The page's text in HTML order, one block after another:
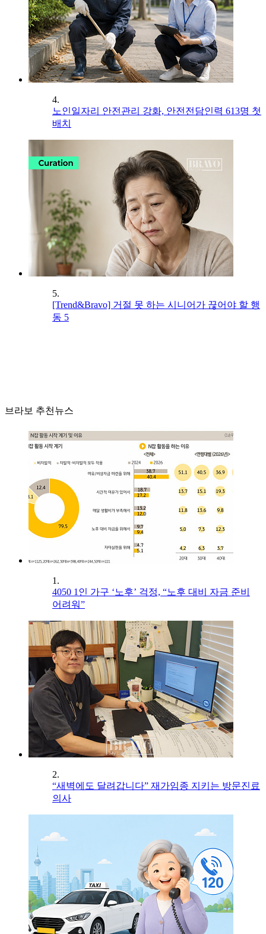
4.
노인일자리 안전관리 강화, 안전전담인력 613명 첫
배치
5.
[Trend&Bravo] 거절 못 하는 시니어가 끊어야 할 행
동 5
브라보 추천뉴스
1.
4050 1인 가구 ‘노후’ 걱정, “노후 대비 자금 준비
어려워”
2.
“새벽에도 달려갑니다” 재가임종 지키는 방문진료
의사